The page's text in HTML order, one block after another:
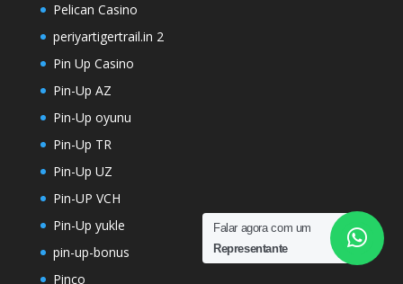
Falar agora com um
Representante
Pelican Casino
periyartigertrail.in 2
Pin Up Casino
Pin-Up AZ
Pin-Up oyunu
Pin-Up TR
Pin-Up UZ
Pin-UP VCH
Pin-Up yukle
pin-up-bonus
Pinco